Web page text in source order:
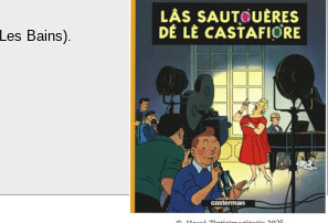
Bains).